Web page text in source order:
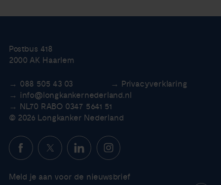
Postbus 418
2000 AK Haarlem
088 505 43 03
Privacyverklaring
info@longkankernederland.nl
NL70 RABO 0347 5641 51
© 2026 Longkanker Nederland
Meld je aan voor de nieuwsbrief